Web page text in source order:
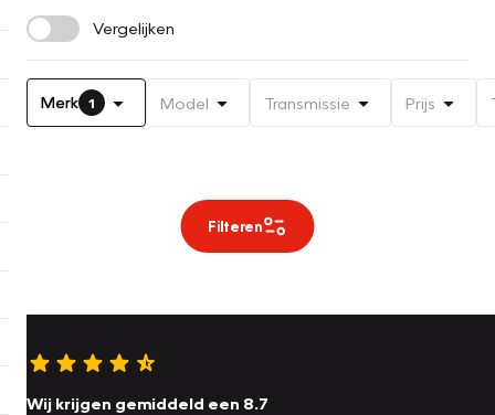
Vergelijken
Merk 1 Model Transmissie Prijs
Filteren
Wij krijgen gemiddeld een 8.7